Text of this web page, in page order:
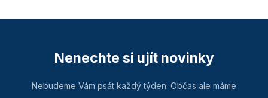
Nenechte si ujít novinky
Nebudeme Vám psát každý týden. Občas ale máme